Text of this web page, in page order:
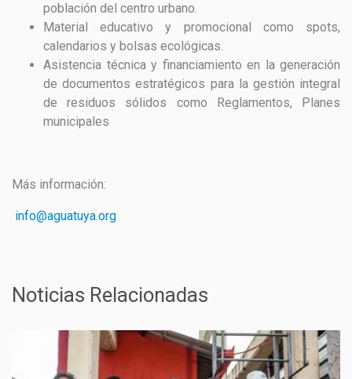
Noticias Relacionadas
población del centro urbano.
Material educativo y promocional como spots,
calendarios y bolsas ecológicas.
Asistencia técnica y financiamiento en la generación
de documentos estratégicos para la gestión integral
de residuos sólidos como Reglamentos, Planes
municipales
Más información:
info@aguatuya.org